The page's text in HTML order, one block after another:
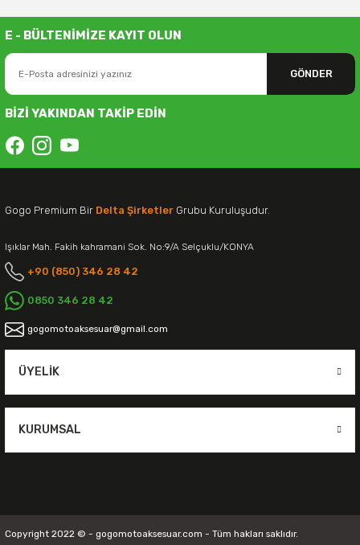
E - BÜLTENİMİZE KAYIT OLUN
GÖNDER
BİZİ YAKINDAN TAKİP EDİN
Gogo Premium Bir Delta Şirketler Grubu Kuruluşudur.
Işıklar Mah. Fakih kahramani Sok. No:9/A Selçuklu/KONYA
+90 (850) 346 28 42
0850 346 28 42
gogomotoaksesuar@gmail.com
ÜYELIK
KURUMSAL
Copyright 2022 © - gogomotoaksesuar.com - Tüm hakları saklıdır.